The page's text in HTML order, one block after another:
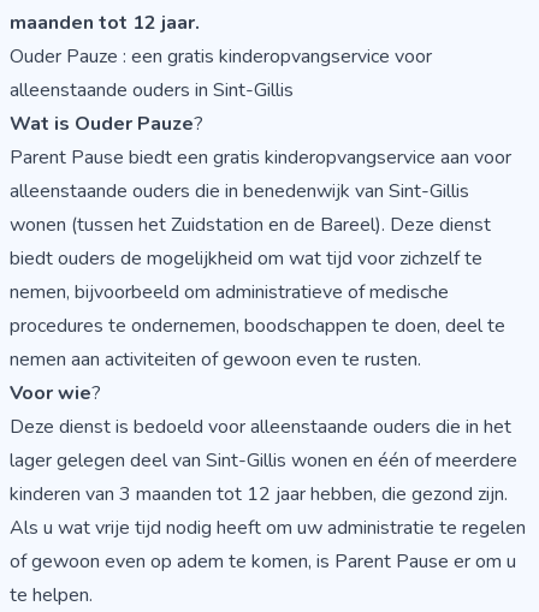
maanden tot 12 jaar.
Ouder Pauze : een gratis kinderopvangservice voor
alleenstaande ouders in Sint-Gillis
Wat is Ouder Pauze?
Parent Pause biedt een gratis kinderopvangservice aan voor
alleenstaande ouders die in benedenwijk van Sint-Gillis
wonen (tussen het Zuidstation en de Bareel). Deze dienst
biedt ouders de mogelijkheid om wat tijd voor zichzelf te
nemen, bijvoorbeeld om administratieve of medische
procedures te ondernemen, boodschappen te doen, deel te
nemen aan activiteiten of gewoon even te rusten.
Voor wie?
Deze dienst is bedoeld voor alleenstaande ouders die in het
lager gelegen deel van Sint-Gillis wonen en één of meerdere
kinderen van 3 maanden tot 12 jaar hebben, die gezond zijn.
Als u wat vrije tijd nodig heeft om uw administratie te regelen
of gewoon even op adem te komen, is Parent Pause er om u
te helpen.